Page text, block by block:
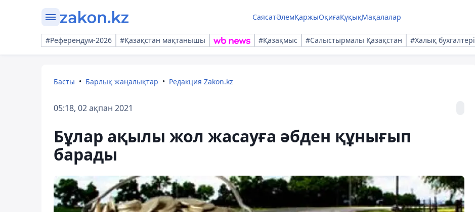
СаясатӘлемҚаржыОқиғаҚұқықМақалалар
#Референдум-2026 #Қазақстан мақтанышы #Қазақмыс #Салыстырмалы Қазақстан #Халық бухгалтері
Басты Барлық жаңалықтар Редакция Zakon.kz
05:18, 02 ақпан 2021
Бұлар ақылы жол жасауға әбден құнығып
барады